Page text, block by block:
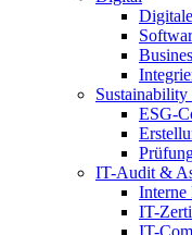
Sustainability
ESG-
IT-Audit &
Interne
IT-